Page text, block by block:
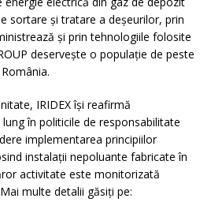
sortare și tratare a deșeurilor, prin
și prin tehnologiile folosite
deservește o populație de peste
IRIDEX își reafirmă
în politicile de responsabilitate
implementarea principiilor
instalații nepoluante fabricate în
activitate este monitorizată
multe detalii găsiți pe: